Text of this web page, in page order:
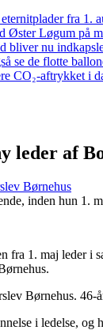
fra 1.
Øster Løgum på
bliver nu
se de flotte
CO₂-aftrykket i
leder af
Børnehus
inden hun 1.
fra 1. maj leder
Børnehus.
i ledelse,